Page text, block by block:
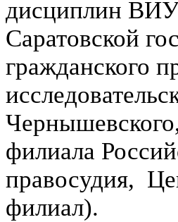
дисциплин
Саратовской
гражданского
филиала
правосудия,
филиал).